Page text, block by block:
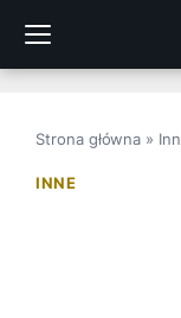
treści
Strona główna »
INNE